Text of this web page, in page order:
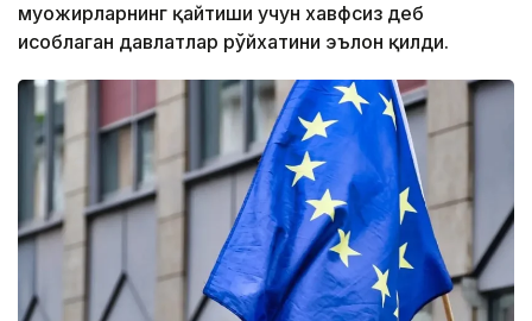
муҳожирларнинг қайтиши учун хавфсиз деб
ҳисоблаган давлатлар рўйхатини эълон қилди.